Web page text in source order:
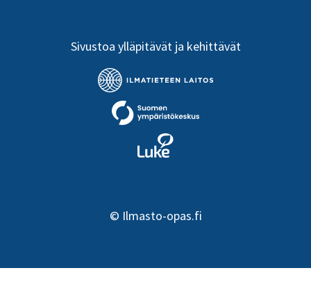
Sivustoa ylläpitävät ja kehittävät
© Ilmasto-opas.fi